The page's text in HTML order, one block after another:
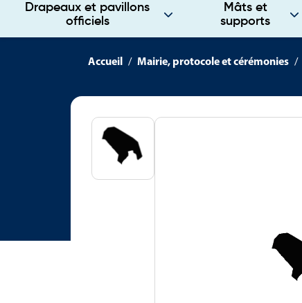
Drapeaux et pavillons
officiels
Mâts et
supports
Accueil Mairie, protocole et cérémonies